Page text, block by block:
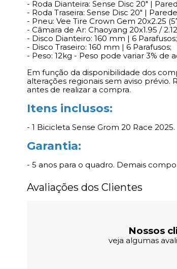
- Roda Dianteira: Sense Disc 20" |
- Roda Traseira: Sense Disc 20" |
- Pneu: Vee Tire Crown Gem 20x2.25
- Câmara de Ar: Chaoyang 20x1.95 /
- Disco Dianteiro: 160 mm | 6 Parafusos;
- Disco Traseiro: 160 mm | 6 Parafusos;
- Peso: 12kg - Peso pode variar 3% de
Em função da disponibilidade dos
alterações regionais sem aviso
antes de realizar a compra.
Itens inclusos:
- 1 Bicicleta Sense Grom 20 Race 2025.
Garantia:
- 5 anos para o quadro. Demais
Avaliações dos Clientes
Nossos
veja algumas